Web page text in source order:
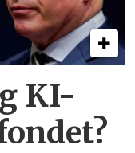
KI-